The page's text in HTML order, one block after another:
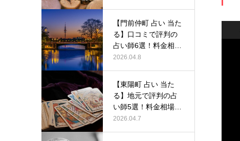
【門前仲町 占い 当た
る】口コミで評判の
占い師6選！料金相場
から予…
2026.04.8
【東陽町 占い 当た
る】地元で評判の占
い師5選！料金相場か
ら人気占…
2026.04.7